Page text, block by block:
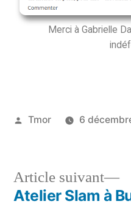
Merci à Gabrielle
Tmor 6
Article suivant
Atelier Slam à